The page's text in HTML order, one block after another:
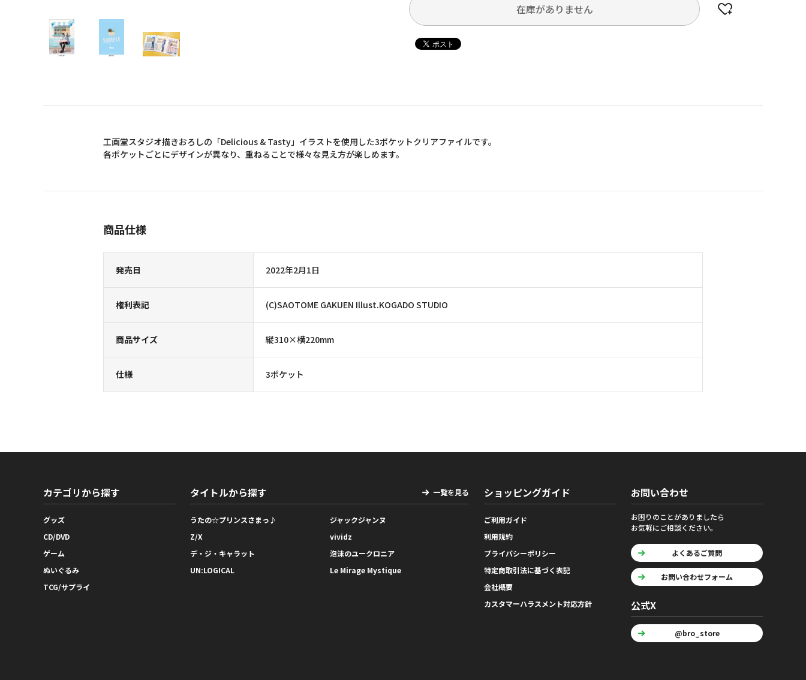
在庫がありません
工画堂スタジオ描きおろしの「Delicious & Tasty」イラストを使用した3ポケットクリアファイルです。
各ポケットごとにデザインが異なり、重ねることで様々な見え方が楽しめます。
商品仕様
発売日 2022年2月1日
権利表記 (C)SAOTOME GAKUEN Illust.KOGADO STUDIO
商品サイズ 縦310×横220mm
仕様 3ポケット
カテゴリから探す
グッズ
CD/DVD
ゲーム
ぬいぐるみ
TCG/サプライ
タイトルから探す 一覧を見る
うたの☆プリンスさまっ♪
ジャックジャンヌ
Z/X
vividz
デ・ジ・キャラット
泡沫のユークロニア
UN:LOGICAL
Le Mirage Mystique
ショッピングガイド
ご利用ガイド
利用規約
プライバシーポリシー
特定商取引法に基づく表記
会社概要
カスタマーハラスメント対応方針
お問い合わせ
お困りのことがありましたら
お気軽にご相談ください。
よくあるご質問
お問い合わせフォーム
公式X
@bro_store